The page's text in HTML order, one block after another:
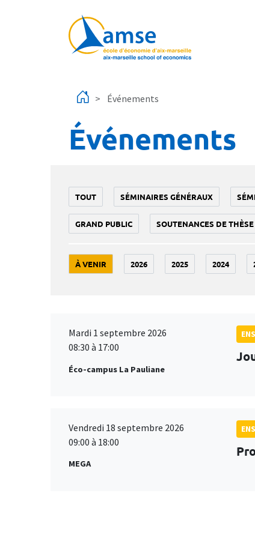
Événements
Événements
TOUT SÉMINAIRES GÉNÉRAUX
GRAND PUBLIC SOUTENANCES DE THÈSE
À VENIR 2026 2025 2024
Mardi 1 septembre 2026
08:30 à 17:00
Éco-campus La Pauliane
Vendredi 18 septembre 2026
09:00 à 18:00
MEGA